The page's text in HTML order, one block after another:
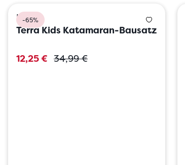
-65%
HABA
Terra Kids Katamaran-Bausatz
12,25 € 34,99 €